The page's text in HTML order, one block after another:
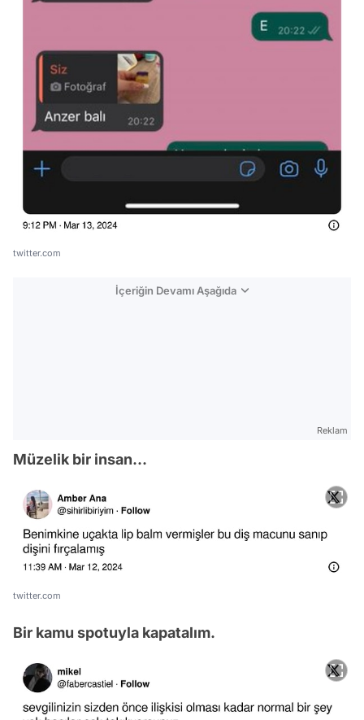
twitter.com
İçeriğin Devamı Aşağıda
Reklam
Müzelik bir insan...
twitter.com
Bir kamu spotuyla kapatalım.
Test